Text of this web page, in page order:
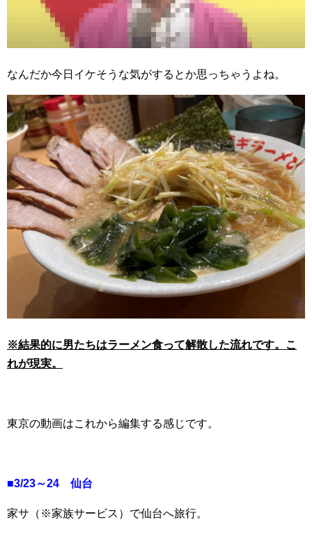
なんだか今日イケそうな気がするとか思っちゃうよね。
※結果的に男たちはラーメン食って解散した流れです。こ
れが現実。
東京の動画はこれから編集する感じです。
■3/23～24 仙台
家サ（※家族サービス）で仙台へ旅行。